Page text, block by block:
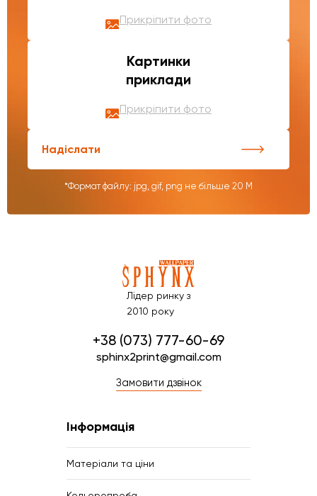
Прикріпити фото
Картинки
приклади
Прикріпити фото
Надіслати
*Формат файлу: jpg, gif, png не більше 20 М
Лідер ринку з
2010 року
+38 (073) 777-60-69
sphinx2print@gmail.com
Замовити дзвінок
Інформація
Матеріали та ціни